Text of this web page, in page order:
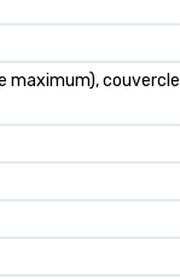
maximum),